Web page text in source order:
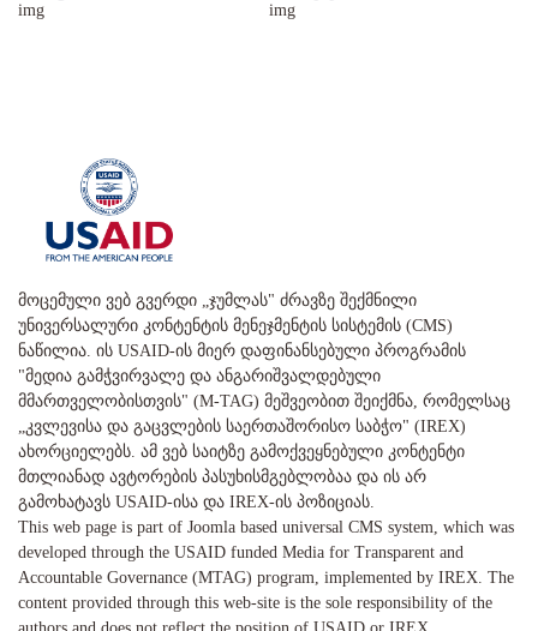
მოცემული ვებ გვერდი „ჯუმლას" ძრავზე შექმნილი
უნივერსალური კონტენტის მენეჯმენტის სისტემის (CMS)
ნაწილია. ის USAID-ის მიერ დაფინანსებული პროგრამის
"მედია გამჭვირვალე და ანგარიშვალდებული
მმართველობისთვის" (M-TAG) მეშვეობით შეიქმნა, რომელსაც
„კვლევისა და გაცვლების საერთაშორისო საბჭო" (IREX)
ახორციელებს. ამ ვებ საიტზე გამოქვეყნებული კონტენტი
მთლიანად ავტორების პასუხისმგებლობაა და ის არ
გამოხატავს USAID-ისა და IREX-ის პოზიციას.
This web page is part of Joomla based universal CMS system, which was
developed through the USAID funded Media for Transparent and
Accountable Governance (MTAG) program, implemented by IREX. The
content provided through this web-site is the sole responsibility of the